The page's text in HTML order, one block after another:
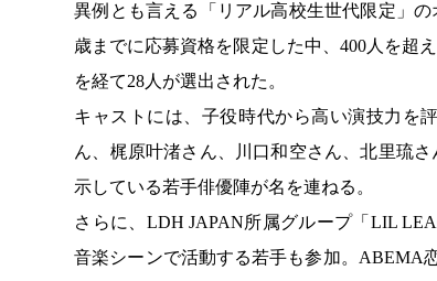
異例とも言える「リアル高校生世代限定」
歳までに応募資格を限定した中、400人を超
を経て28人が選出された。
キャストには、子役時代から高い演技力を
ん、梶原叶渚さん、川口和空さん、北里琉
示している若手俳優陣が名を連ねる。
さらに、LDH JAPAN所属グループ「LIL
音楽シーンで活動する若手も参加。ABEMA